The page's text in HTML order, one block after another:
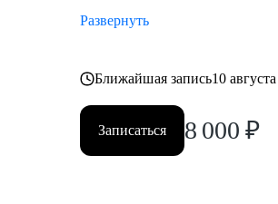
Развернуть
Ближайшая запись10
Записаться 8 000 ₽